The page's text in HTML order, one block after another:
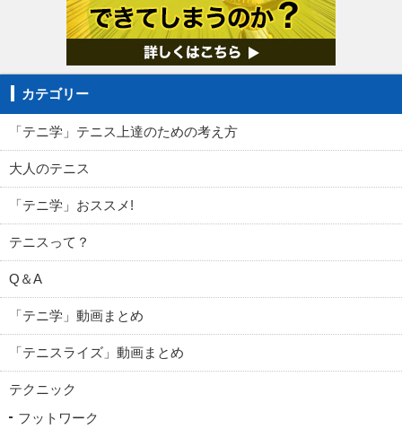
カテゴリー
「テニ学」テニス上達のための考え方
大人のテニス
「テニ学」おススメ!
テニスって？
Q＆A
「テニ学」動画まとめ
「テニスライズ」動画まとめ
テクニック
フットワーク